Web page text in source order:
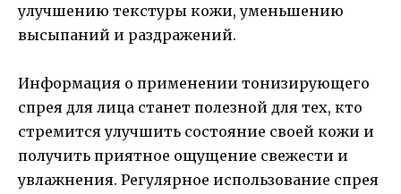
улучшению текстуры кожи, уменьшению
высыпаний и раздражений.
Информация о применении тонизирующего
спрея для лица станет полезной для тех, кто
стремится улучшить состояние своей кожи и
получить приятное ощущение свежести и
увлажнения. Регулярное использование спрея